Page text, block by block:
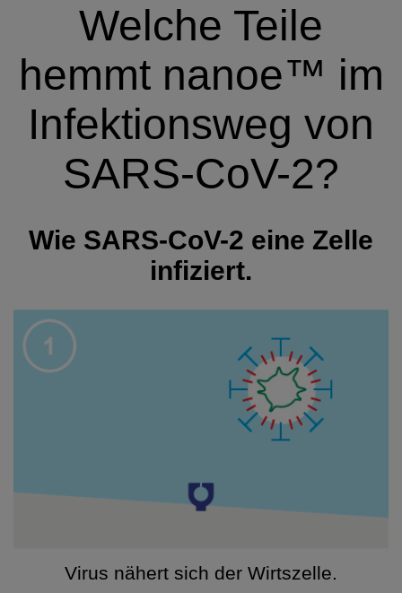
Welche Teile
hemmt nanoe™ im
Infektionsweg von
SARS-CoV-2?
Wie SARS-CoV-2 eine Zelle
infiziert.
Virus nähert sich der Wirtszelle.